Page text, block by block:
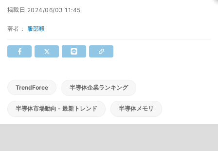
掲載日 2024/06/03 11:45
著者： 服部毅
TrendForce 半導体企業ランキング
半導体市場動向 - 最新トレンド 半導体メモリ